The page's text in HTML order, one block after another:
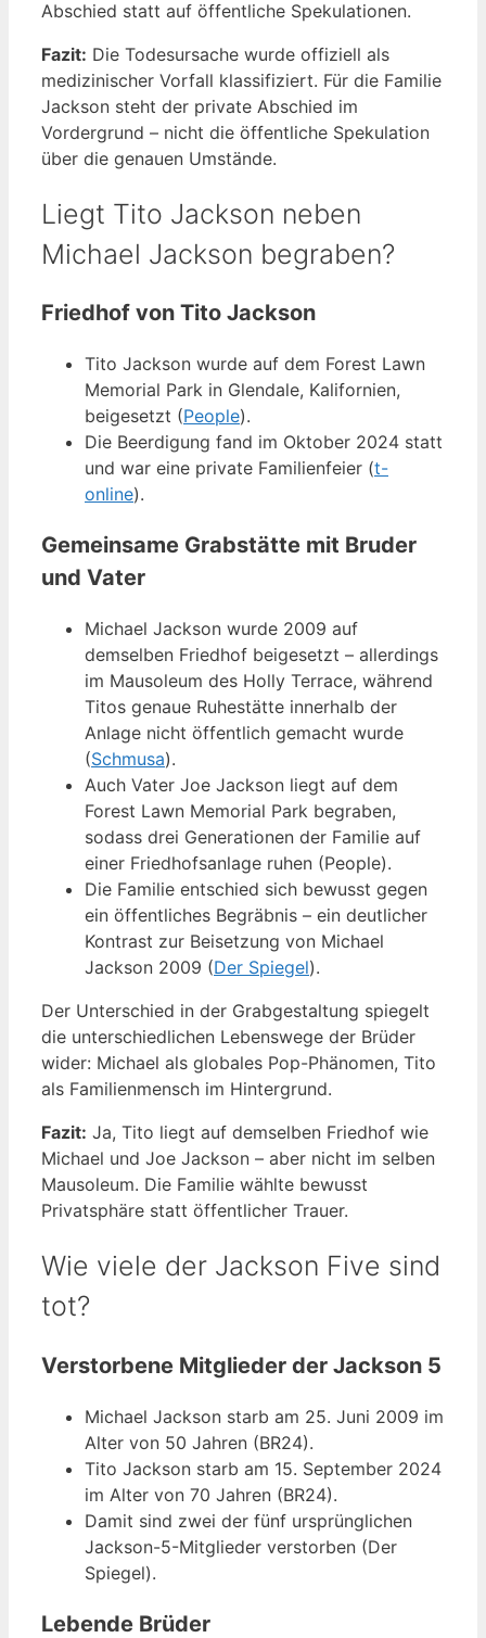
Abschied statt auf öffentliche Spekulationen.
Fazit: Die Todesursache wurde offiziell als
medizinischer Vorfall klassifiziert. Für die Familie
Jackson steht der private Abschied im
Vordergrund – nicht die öffentliche Spekulation
über die genauen Umstände.
Liegt Tito Jackson neben
Michael Jackson begraben?
Friedhof von Tito Jackson
Tito Jackson wurde auf dem Forest Lawn
Memorial Park in Glendale, Kalifornien,
beigesetzt (People).
Die Beerdigung fand im Oktober 2024 statt
und war eine private Familienfeier (t-
online).
Gemeinsame Grabstätte mit Bruder
und Vater
Michael Jackson wurde 2009 auf
demselben Friedhof beigesetzt – allerdings
im Mausoleum des Holly Terrace, während
Titos genaue Ruhestätte innerhalb der
Anlage nicht öffentlich gemacht wurde
(Schmusa).
Auch Vater Joe Jackson liegt auf dem
Forest Lawn Memorial Park begraben,
sodass drei Generationen der Familie auf
einer Friedhofsanlage ruhen (People).
Die Familie entschied sich bewusst gegen
ein öffentliches Begräbnis – ein deutlicher
Kontrast zur Beisetzung von Michael
Jackson 2009 (Der Spiegel).
Der Unterschied in der Grabgestaltung spiegelt
die unterschiedlichen Lebenswege der Brüder
wider: Michael als globales Pop-Phänomen, Tito
als Familienmensch im Hintergrund.
Fazit: Ja, Tito liegt auf demselben Friedhof wie
Michael und Joe Jackson – aber nicht im selben
Mausoleum. Die Familie wählte bewusst
Privatsphäre statt öffentlicher Trauer.
Wie viele der Jackson Five sind
tot?
Verstorbene Mitglieder der Jackson 5
Michael Jackson starb am 25. Juni 2009 im
Alter von 50 Jahren (BR24).
Tito Jackson starb am 15. September 2024
im Alter von 70 Jahren (BR24).
Damit sind zwei der fünf ursprünglichen
Jackson-5-Mitglieder verstorben (Der
Spiegel).
Lebende Brüder